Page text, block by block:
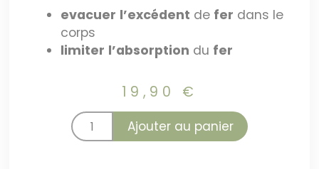
evacuer l’excédent de fer dans le
corps
limiter l’absorption du fer
19,90 €
Ajouter au panier